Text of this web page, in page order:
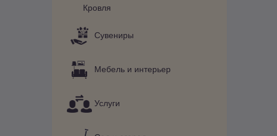
Кровля
Сувениры
Мебель и интерьер
Услуги